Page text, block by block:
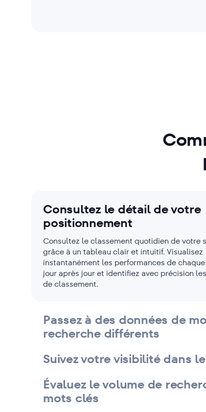
Consultez le détail de votre
positionnement
Consultez le classement quotidien de votre
grâce à un tableau clair et intuitif. Visualisez
instantanément les performances de
jour après jour et identifiez avec précision
de classement.
Passez à des données de
recherche différents
Suivez votre visibilité dans
Évaluez le volume de
mots clés